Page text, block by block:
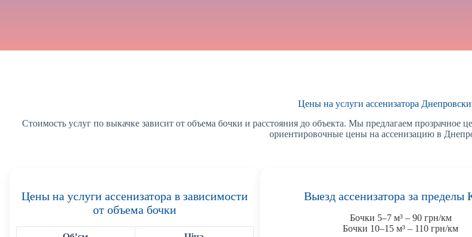
Цены на услуги ассенизатора
Стоимость услуг по выкачке зависит от объема бочки и расстояния до объекта. Мы предлагаем прозрачное
ориентировочные цены на ассенизацию в
Цены на услуги ассенизатора в зависимости
от объема бочки
Выезд ассенизатора за пределы
Бочки 5–7 м³ – 90 грн/км
Бочки 10–15 м³ – 110 грн/км